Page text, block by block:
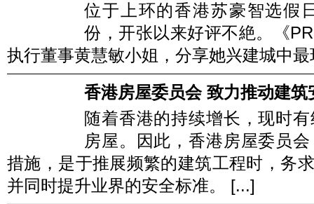
位于上环的香港苏豪智选假
份，开张以来好评不絶。《
执行董事黄慧敏小姐，分享她兴建城中
香港房屋委员会 致力推动建筑
随着香港的持续增长，现时
房屋。因此，香港房屋委员
措施，是于推展频繁的建筑工程时，务
并同时提升业界的安全标准。 [...]